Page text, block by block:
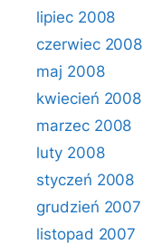
lipiec 2008
czerwiec 2008
maj 2008
kwiecień 2008
marzec 2008
luty 2008
styczeń 2008
grudzień 2007
listopad 2007